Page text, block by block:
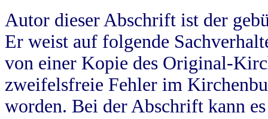
Autor dieser Abschrift ist der
Er weist auf folgende
von einer Kopie des Original-
zweifelsfreie Fehler im
worden. Bei der Abschrift kann